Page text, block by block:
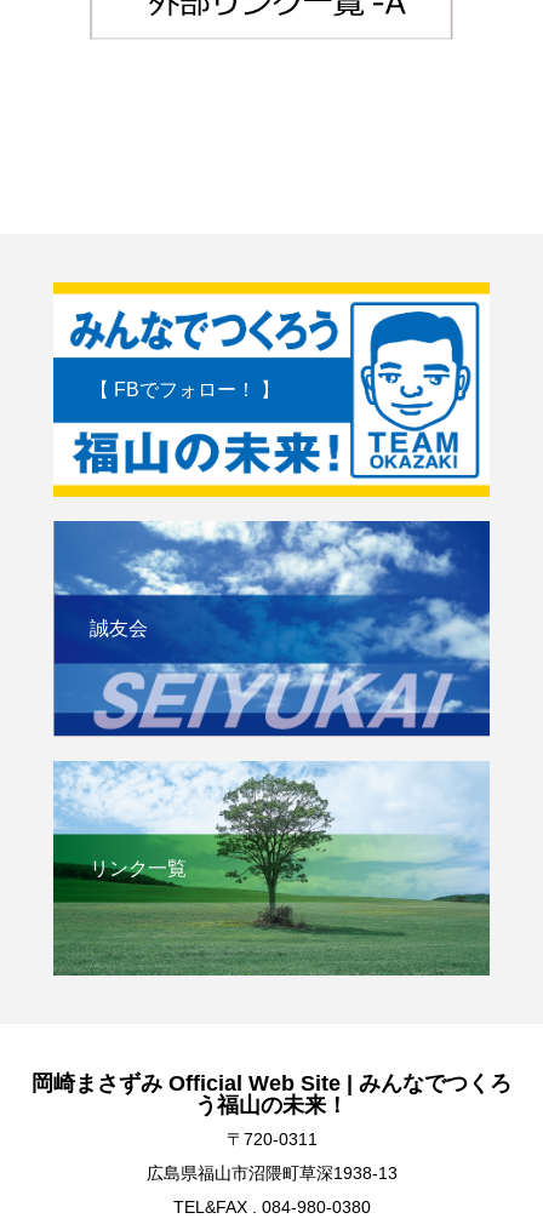
【 FBでフォロー！ 】
誠友会
リンク一覧
岡崎まさずみ Official Web Site | みんなでつくろ
う福山の未来！
〒720-0311
広島県福山市沼隈町草深1938-13
TEL&FAX . 084-980-0380